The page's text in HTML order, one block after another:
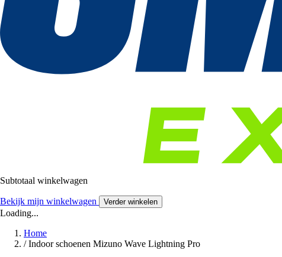
Subtotaal winkelwagen
Bekijk mijn winkelwagen Verder winkelen
Loading...
Home
/ Indoor schoenen Mizuno Wave Lightning Pro